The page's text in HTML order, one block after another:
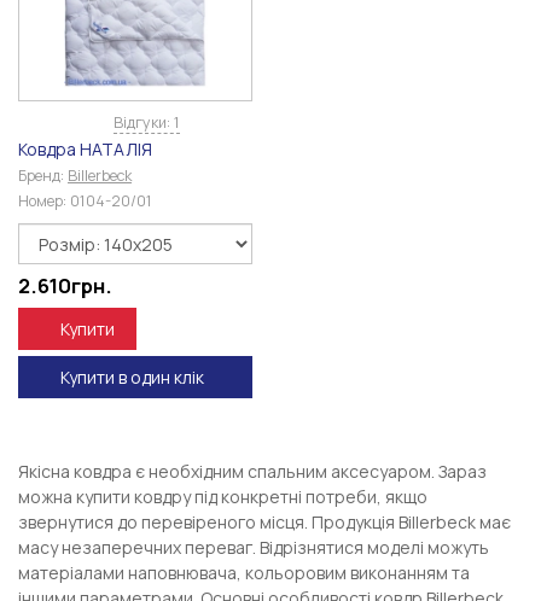
Відгуки: 1
Ковдра НАТАЛІЯ
Бренд: Billerbeck
Номер: 0104-20/01
2.610грн.
Купити
Купити в один клік
Якісна ковдра є необхідним спальним аксесуаром. Зараз
можна купити ковдру під конкретні потреби, якщо
звернутися до перевіреного місця. Продукція Billerbeck має
масу незаперечних переваг. Відрізнятися моделі можуть
матеріалами наповнювача, кольоровим виконанням та